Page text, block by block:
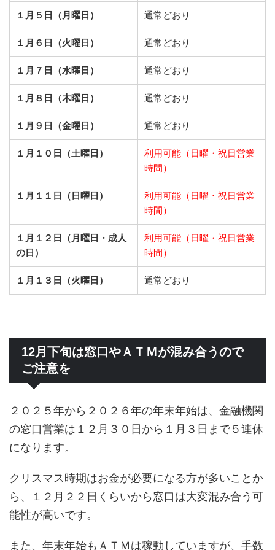
１月５日（月曜日） 通常どおり
１月６日（火曜日） 通常どおり
１月７日（水曜日） 通常どおり
１月８日（木曜日） 通常どおり
１月９日（金曜日） 通常どおり
１月１０日（土曜日）
利用可能（日曜・祝日営業
時間）
１月１１日（日曜日）
利用可能（日曜・祝日営業
時間）
１月１２日（月曜日・成人
の日）
利用可能（日曜・祝日営業
時間）
１月１３日（火曜日） 通常どおり
12月下旬は窓口やＡＴＭが混み合うので
ご注意を
２０２５年から２０２６年の年末年始は、金融機関
の窓口営業は１２月３０日から１月３日まで５連休
になります。
クリスマス時期はお金が必要になる方が多いことか
ら、１２月２２日くらいから窓口は大変混み合う可
能性が高いです。
また、年末年始もＡＴＭは稼動していますが、手数